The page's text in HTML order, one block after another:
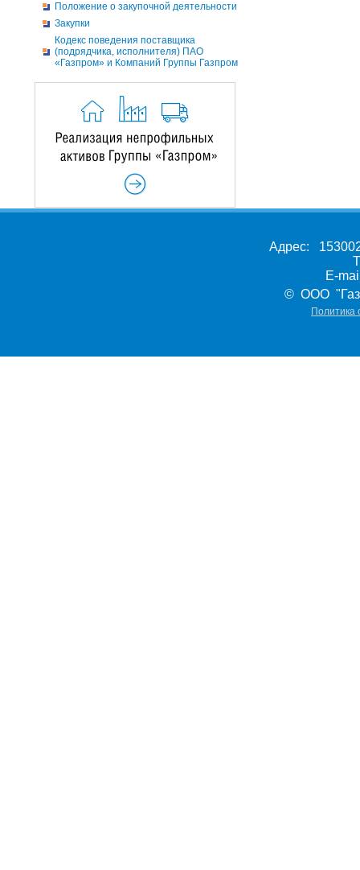
Положение о закупочной деятельности
Закупки
Кодекс поведения поставщика
(подрядчика, исполнителя) ПАО
«Газпром» и Компаний Группы Газпром
Адрес:
E-
© ООО
Политика